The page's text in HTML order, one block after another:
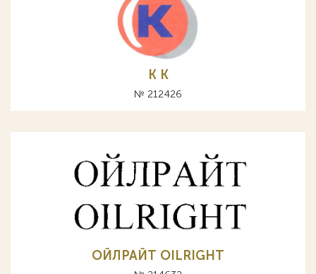
K К
№ 212426
ОЙЛРАЙТ OILRIGHT